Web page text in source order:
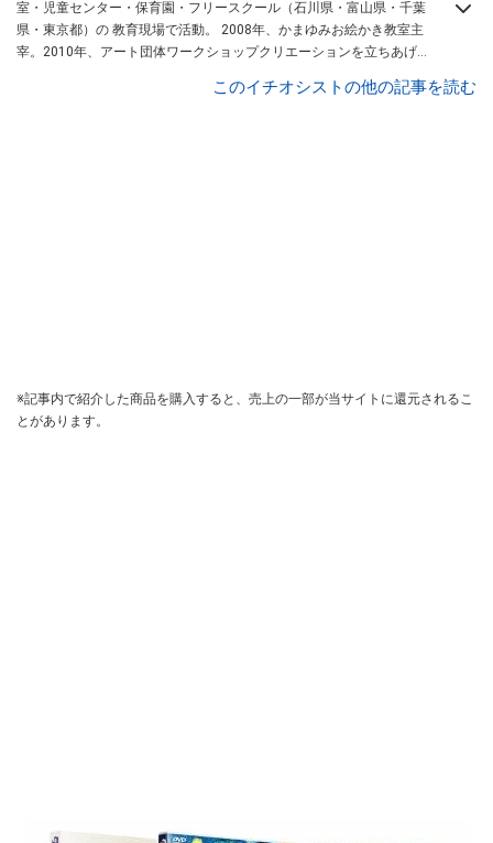
室・児童センター・保育園・フリースクール（石川県・富山県・千葉
県・東京都）の 教育現場で活動。 2008年、かまゆみお絵かき教室主
宰。2010年、アート団体ワークショップクリエーションを立ちあげ
このイチオシストの他の記事を読む
※記事内で紹介した商品を購入すると、売上の一部が当サイトに還元されるこ
とがあります。